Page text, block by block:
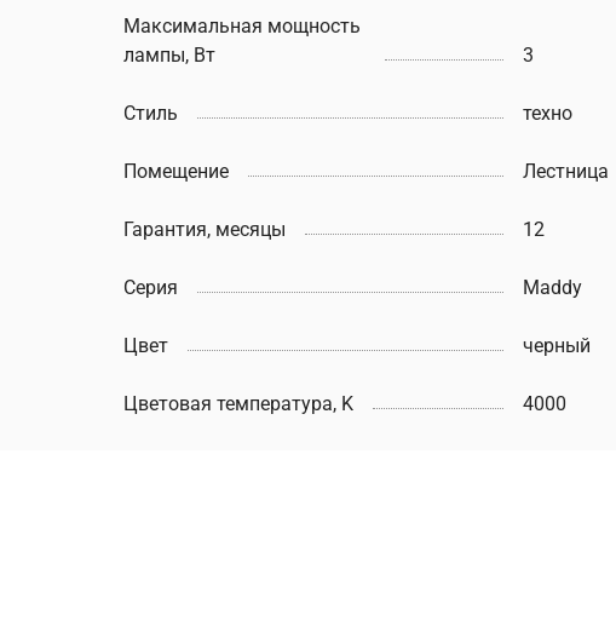
Максимальная мощность
лампы, Вт
3
Стиль техно
Помещение Лестница
Гарантия, месяцы 12
Серия Maddy
Цвет черный
Цветовая температура, K 4000